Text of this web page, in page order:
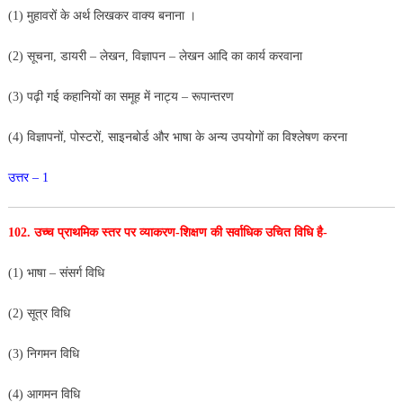
(1) मुहावरों के अर्थ लिखकर वाक्य बनाना ।
(2) सूचना, डायरी – लेखन, विज्ञापन – लेखन आदि का कार्य करवाना
(3) पढ़ी गई कहानियों का समूह में नाट्य – रूपान्तरण
(4) विज्ञापनों, पोस्टरों, साइनबोर्ड और भाषा के अन्य उपयोगों का विश्लेषण करना
उत्तर – 1
102. उच्च प्राथमिक स्तर पर व्याकरण-शिक्षण की सर्वाधिकउचित विधि है-
(1) भाषा – संसर्ग विधि
(2) सूत्र विधि
(3) निगमन विधि
(4) आगमन विधि